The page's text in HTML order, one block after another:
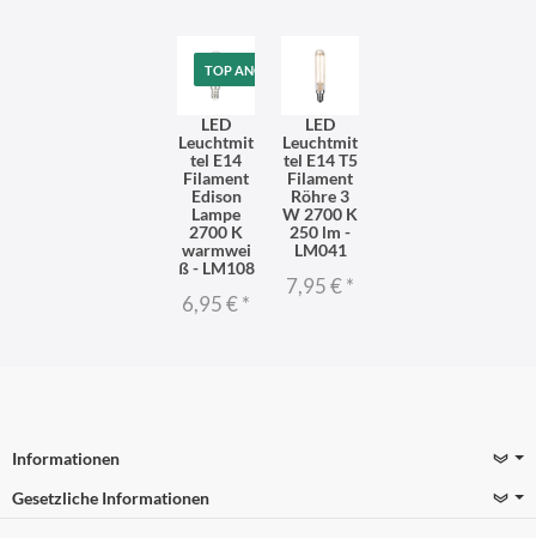
TOP ANGEBOT
LED
Leuchtmit
tel E14
Filament
Edison
Lampe
2700 K
warmwei
ß - LM108
6,95 €*
LED
Leuchtmit
tel E14 T5
Filament
Röhre 3
W 2700 K
250 lm -
LM041
7,95 €*
Informationen
Gesetzliche Informationen